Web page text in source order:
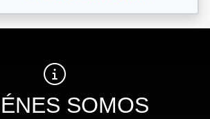
SOMOS